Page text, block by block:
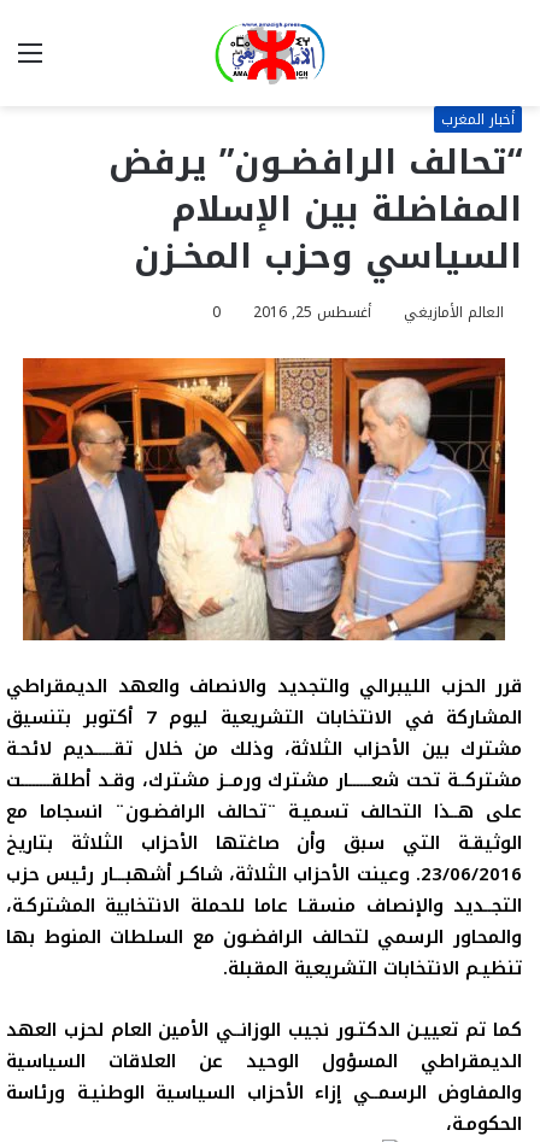
أخبار المغرب
“تحالف الرافضـون” يرفض
المفاضلة بين الإسلام
السياسي وحزب المخـزن
العالم الأمازيغي أغسطس 25, 2016 0
قرر الحزب الليبرالي والتجديد والانصاف والعهد الديمقراطي
المشاركة في الانتخابات التشريعية ليوم 7 أكتوبر بتنسيق
مشترك بين الأحزاب الثلاثة، وذلك من خلال تقـــــديم لائحـة
مشتركــة تحت شعــــــار مشترك ورمــز مشترك، وقـد أطلقــــــــت
على هــذا التحالف تسميـة ¨تحالف الرافضـون¨ انسجاما مع
الوثيقـة التي سبق وأن صاغتها الأحزاب الثلاثة بتاريخ
23/06/2016. وعينت الأحزاب الثلاثة، شاكـر أشهبـــار رئيس حزب
التجــديد والإنصاف منسقـا عاما للحملة الانتخابية المشتركـة،
والمحاور الرسمي لتحالف الرافضـون مع السلطات المنوط بها
تنظيـم الانتخابات التشريعية المقبلة.
كما تم تعييـن الدكتـور نجيب الوزانــي الأمين العام لحزب العهد
الديمقراطي المسؤول الوحيد عن العلاقات السياسية
والمفاوض الرسمــي إزاء الأحزاب السياسية الوطنيـة ورئاسة
الحكومـة،